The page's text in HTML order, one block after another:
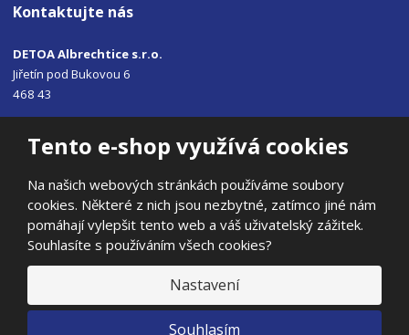
Tento e-shop využívá cookies
Na našich webových stránkách používáme soubory
cookies. Některé z nich jsou nezbytné, zatímco jiné nám
pomáhají vylepšit tento web a váš uživatelský zážitek.
Souhlasíte s používáním všech cookies?
Nastavení
Souhlasím
Kontaktujte nás
DETOA Albrechtice s.r.o.
Jiřetín pod Bukovou 6
468 43
Email:sales@detoa.cz
Ochrana osobních údajů